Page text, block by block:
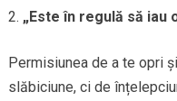
„Este în regulă să iau
Permisiunea de a te opri
slăbiciune, ci de